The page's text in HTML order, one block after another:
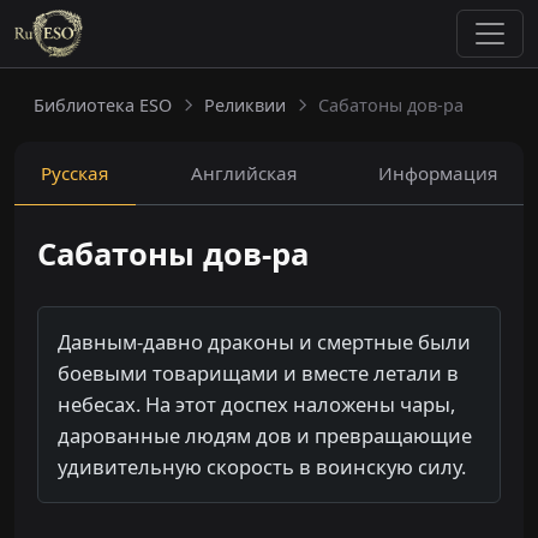
Библиотека ESO Реликвии Сабатоны дов-ра
Русская Английская Информация
Сабатоны дов-ра
Давным-давно драконы и смертные были
боевыми товарищами и вместе летали в
небесах. На этот доспех наложены чары,
дарованные людям дов и превращающие
удивительную скорость в воинскую силу.